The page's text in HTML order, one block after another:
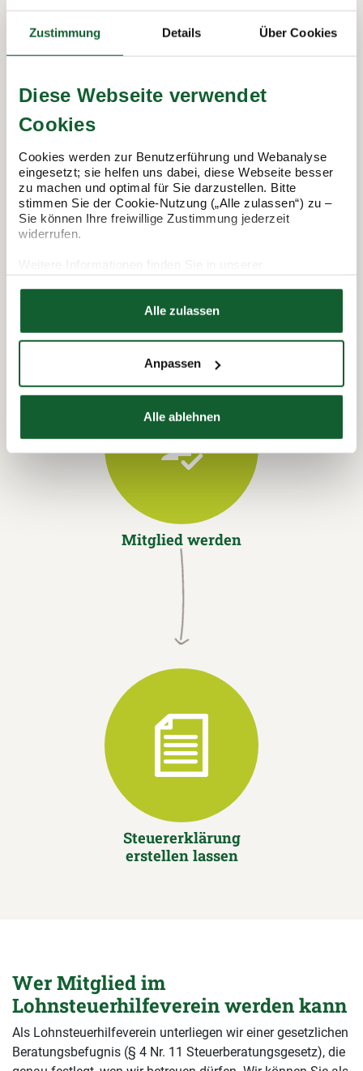
Zustimmung Details Über Cookies
Diese Webseite verwendet
Cookies
Cookies werden zur Benutzerführung und Webanalyse
eingesetzt; sie helfen uns dabei, diese Webseite besser
zu machen und optimal für Sie darzustellen. Bitte
stimmen Sie der Cookie-Nutzung („Alle zulassen“) zu –
Sie können Ihre freiwillige Zustimmung jederzeit
widerrufen.
Datenschutzerklärung
Hier finden Sie unser
Alle zulassen
Anpassen
Alle ablehnen
In 3 Schritten zur Steuererklärung.
So funktioniert's:
Mitglied werden
Steuererklärung
erstellen lassen
Wer Mitglied im
Lohnsteuerhilfeverein werden kann
Als Lohnsteuerhilfeverein unterliegen wir einer gesetzlichen
Beratungsbefugnis (§ 4 Nr. 11 Steuerberatungsgesetz), die